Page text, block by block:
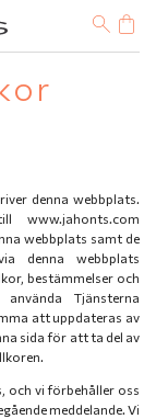
denna webbplats.
www.jahonts.com
webbplats samt de
denna webbplats
bestämmelser och
använda Tjänsterna
att uppdateras av
sida för att ta del av
och vi förbehåller oss
meddelande. Vi